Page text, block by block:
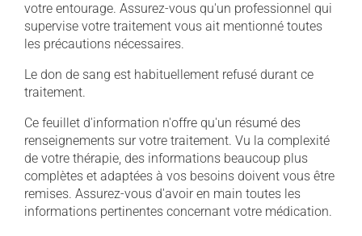
votre entourage. Assurez-vous qu'un professionnel qui
supervise votre traitement vous ait mentionné toutes
les précautions nécessaires.
Le don de sang est habituellement refusé durant ce
traitement.
Ce feuillet d'information n'offre qu'un résumé des
renseignements sur votre traitement. Vu la complexité
de votre thérapie, des informations beaucoup plus
complètes et adaptées à vos besoins doivent vous être
remises. Assurez-vous d'avoir en main toutes les
informations pertinentes concernant votre médication.